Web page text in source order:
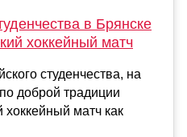
в Брянске
хоккейный матч
студенчества, на
доброй традиции
хоккейный матч как